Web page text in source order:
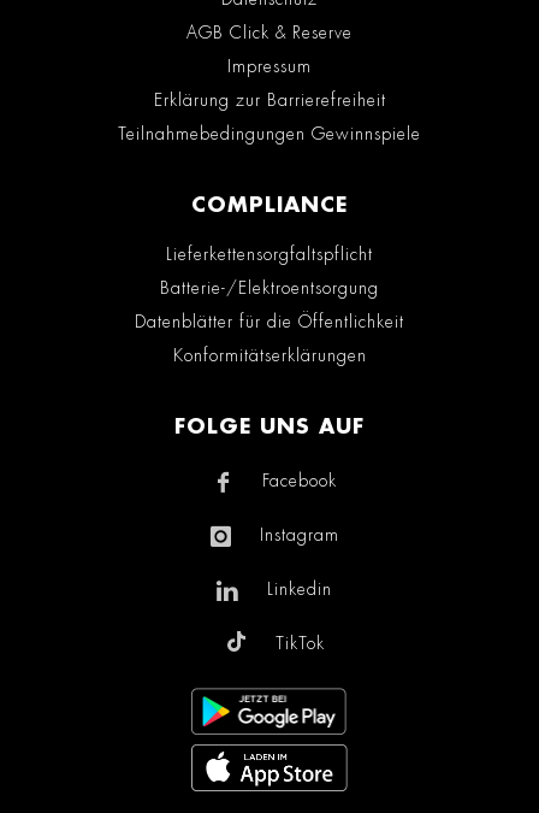
AGB Click & Reserve
Impressum
Erklärung zur Barrierefreiheit
Teilnahmebedingungen Gewinnspiele
COMPLIANCE
Lieferkettensorgfaltspflicht
Batterie-/Elektroentsorgung
Datenblätter für die Öffentlichkeit
Konformitätserklärungen
FOLGE UNS AUF
Facebook
Instagram
Linkedin
TikTok